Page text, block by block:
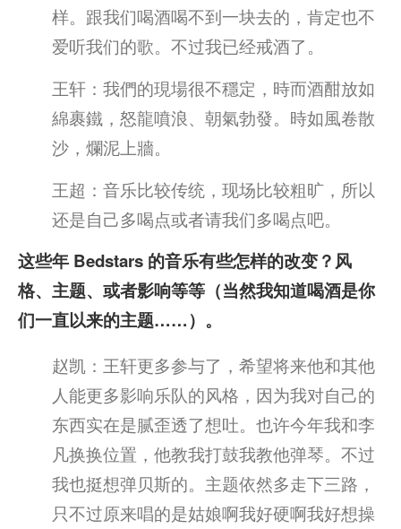
样。跟我们喝酒喝不到一块去的，肯定也不
爱听我们的歌。不过我已经戒酒了。
王轩：我們的現場很不穩定，時而酒酣放如
綿裹鐵，怒龍噴浪、朝氣勃發。時如風卷散
沙，爛泥上牆。
王超：音乐比较传统，现场比较粗旷，所以
还是自己多喝点或者请我们多喝点吧。
这些年 Bedstars 的音乐有些怎样的改变？风
格、主题、或者影响等等（当然我知道喝酒是你
们一直以来的主题……）。
赵凯：王轩更多参与了，希望将来他和其他
人能更多影响乐队的风格，因为我对自己的
东西实在是腻歪透了想吐。也许今年我和李
凡换换位置，他教我打鼓我教他弹琴。不过
我也挺想弹贝斯的。主题依然多走下三路，
只不过原来唱的是姑娘啊我好硬啊我好想操